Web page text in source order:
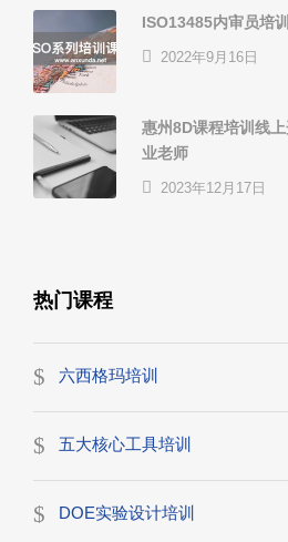
ISO13485内审员培
2022年9月16日
惠州8D课程培训线
业老师
2023年12月17日
热门课程
六西格玛培训
五大核心工具培训
DOE实验设计培训